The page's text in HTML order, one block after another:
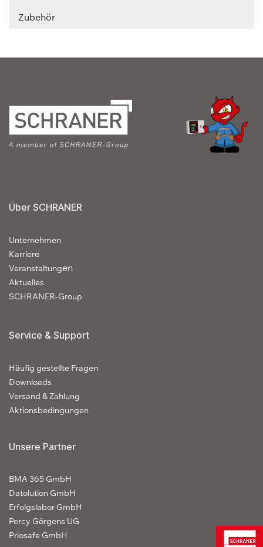
Zubehör
Über SCHRANER
Unternehmen
Karriere
Veranstaltungen
Aktuelles
SCHRANER-Group
Service & Support
Häufig gestellte Fragen
Downloads
Versand & Zahlung
Aktionsbedingungen
Unsere Partner
BMA 365 GmbH
Datolution GmbH
Erfolgslabor GmbH
Percy Görgens UG
Priosafe GmbH